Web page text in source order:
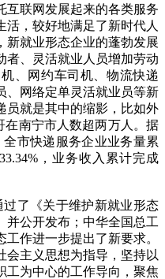
互联网发展起来的各类服务
活，较好地满足了新时代人
新就业形态企业的蓬勃发展
者、灵活就业人员增加劳动
、网约车司机、物流快递
、网络定单灵活就业员等新
员就是其中的缩影，比如外
在南宁市人数超两万人。据
市快递服务企业业务量累
，业务收入累计完成
了《关于维护新就业形态
并公开发布；中华全国总工
作进一步提出了新要求。
会主义思想为指导，坚持以
工为中心的工作导向，聚焦